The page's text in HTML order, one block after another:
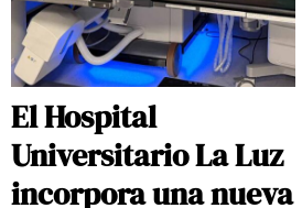
El Hospital
Universitario La Luz
incorpora una nueva